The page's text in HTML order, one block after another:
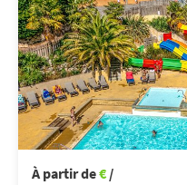
À partir de€ /